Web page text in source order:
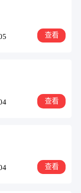
查看
查看
查看